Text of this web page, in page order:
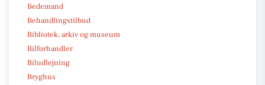
Bedemand
Behandlingstilbud
Bibliotek, arkiv og museum
Bilforhandler
Biludlejning
Bryghus